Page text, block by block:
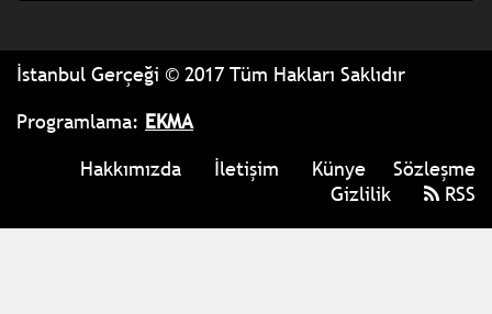
İstanbul Gerçeği © 2017 Tüm Hakları Saklıdır
Programlama: EKMA
Hakkımızda
İletişim Künye
Sözleşme
Gizlilik
RSS